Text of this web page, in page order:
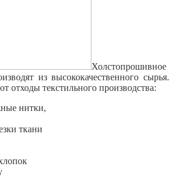
Холстопрошивное
из высококачественного сырья.
отходы текстильного производства:
нитки,
ткани